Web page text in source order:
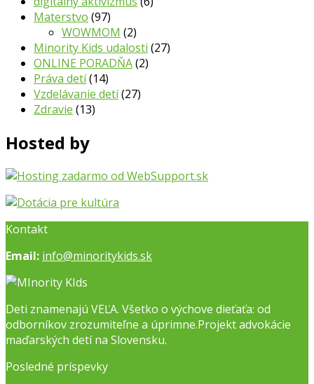
Materstvo (97)
WOWMOM (2)
Minority Kids udalosti (27)
ONLINE PORADŇA(2)
Práva detí(14)
Vzdelávanie detí(27)
Zdravie (13)
Hosted by
Kontakt
Email: info@minoritykids.sk
Deti znamenajú VEĽA. Všetko o výchove dieťaťa: od
odborníkov zrozumiteľne a úprimne.Projekt advokácie
maďarských detí na Slovensku.
Posledné príspevky